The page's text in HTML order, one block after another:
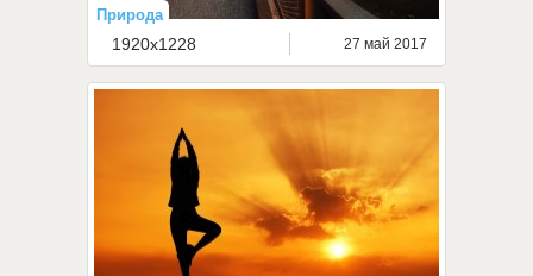
Природа
1920x1228 27 май 2017